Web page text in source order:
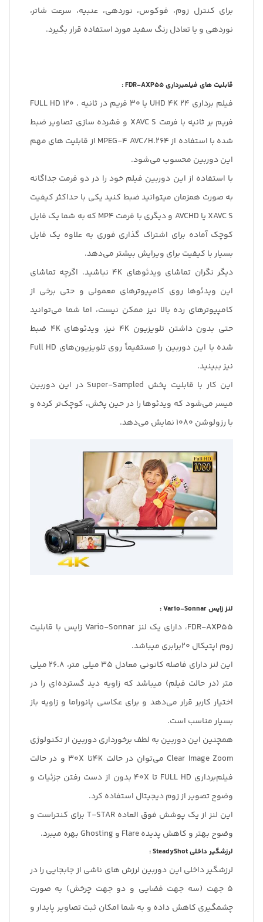
برای کنترل زوم، فوکوس، نوردهی، عنبیه، سرعت شاتر،
نوردهی و یا تعادل رنگ سفید مورد استفاده قرار بگیرد.
قابلیت های فیلمبرداری FDR-AXP55 :
فیلم برداری UHD 4K 24 یا 30 فریم در ثانیه ، FULL HD 120
فریم بر ثانیه با فرمت XAVC S و فشرده سازی تصاویر ضبط
شده با استفاده از MPEG-4 AVC/H.264 از قابلیت های مهم
این دوربین محسوب می‌شود.
با استفاده از این دوربین فیلم خود را در دو فرمت جداگانه
به صورت همزمان میتوانید ضبط کنید یکی با حداکثر کیفیت
XAVC S یا AVCHD و دیگری با فرمت MP4 که به شما یک فایل
کوچک آماده برای اشتراک گذاری فوری به علاوه یک فایل
بسیار با کیفیت برای ویرایش بیشتر می‌دهد.
دیگر نگران تماشای ویدئو‌های 4K نباشید. اگرچه تماشای
این ویدئو‌ها روی کامپیوتر‌های معمولی و حتی برخی از
کامپیوتر‌های رده بالا نیز ممکن نیست، اما شما می‌توانید
حتی بدون داشتن تلویزیون 4K نیز، ویدئو‌های 4K ضبط
شده با این دوربین را مستقیماً روی تلویزیون‌های Full HD
نیز ببینید.
این کار با قابلیت پخش Super-Sampled در این دوربین
میسر می‌شود که ویدئو‌ها را در حین پخش، کوچک‌تر کرده و
با رزولوشن 1080 نمایش می‌دهد.
لنز زایس Vario-Sonnar :
FDR-AXP55، دارای یک لنز Vario-Sonnar زایس با قابلیت
زوم اپتیکال 20برابری میباشد.
این لنز دارای فاصله کانونی معادل 35 میلی متر، 26.8 میلی
متر (در حالت فیلم) میباشد که زاویه دید گسترده‌ای را در
اختیار کاربر قرار می‌دهد و برای عکاسی پانوراما و زاویه باز
بسیار مناسب است.
همچنین این دوربین به لطف برخورداری دوربین از تکنولوژی
Clear Image Zoom می‌توان در حالت 4Kتا 30X و در حالت
فیلم‌برداری FULL HD تا 40X بدون از دست رفتن جزئیات و
وضوح تصویر از زوم دیجیتال استفاده کرد.
این لنز از یک پوشش فوق العاده T-STAR برای کنتراست و
وضوح بهتر و کاهش پدیده Flare و Ghosting بهره میبرد.
لرزشگیر داخلی SteadyShot :
لرزشگیر داخلی این دوربین لرزش های ناشی از جابجایی را در
5 جهت (سه جهت فضایی و دو جهت چرخش) به صورت
چشمگیری کاهش داده و به شما امکان ثبت تصاویر پایدار و